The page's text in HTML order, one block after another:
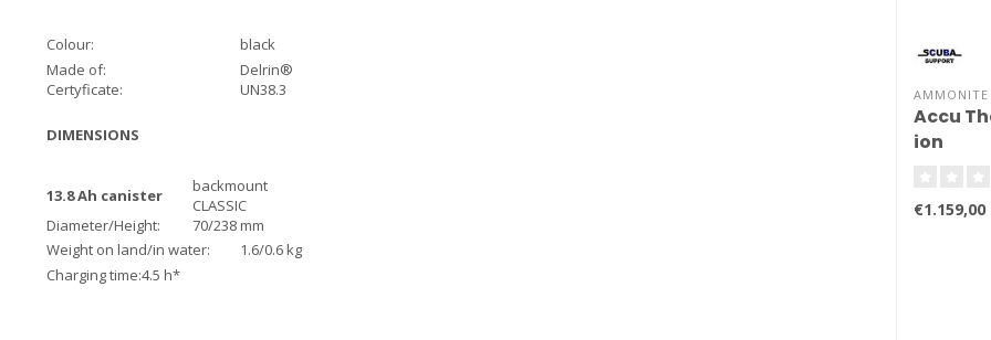
Colour:
black
Made of:
Delrin®
Certyficate:
UN38.3
DIMENSIONS
13.8 Ah canister
backmount
CLASSIC
Diameter/Height:
70/238 mm
Weight on land/in water:
1.6/0.6 kg
Charging time:4.5 h*
AMMONITE
Accu
ion
€1.159,00